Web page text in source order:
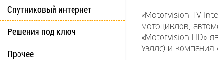
Спутниковый интернет
Решения под ключ
Прочее
«Motorvision TV
мотоциклов,
«Motorvision HD»
Уэллс) и